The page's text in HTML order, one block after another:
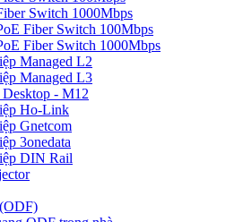
Switch 1000Mbps
Fiber Switch 100Mbps
Fiber Switch 1000Mbps
Managed L2
Managed L3
- M12
Ho-Link
Gnetcom
3onedata
DIN Rail